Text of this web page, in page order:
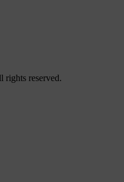
reserved.